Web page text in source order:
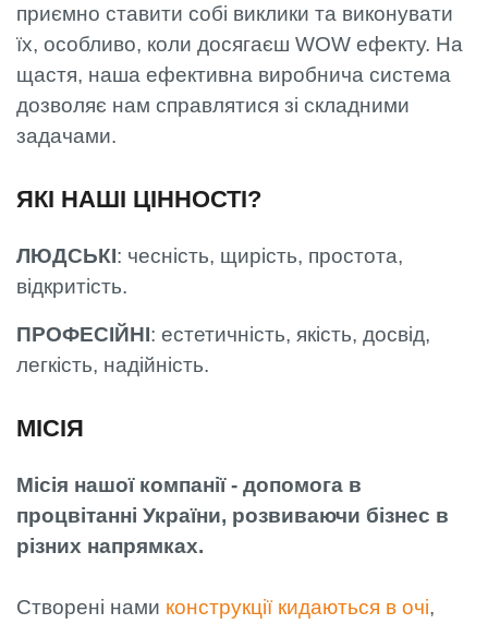
приємно ставити собі виклики та виконувати
їх, особливо, коли досягаєш WOW ефекту. На
щастя, наша ефективна виробнича система
дозволяє нам справлятися зі складними
задачами.
ЯКІ НАШІ ЦІННОСТІ?
ЛЮДСЬКІ: чесність, щирість, простота,
відкритість.
ПРОФЕСІЙНІ: естетичність, якість, досвід,
легкість, надійність.
МІСІЯ
Місія нашої компанії - допомога в
процвітанні України, розвиваючи бізнес в
різних напрямках.
Створені нами конструкції кидаються в очі,